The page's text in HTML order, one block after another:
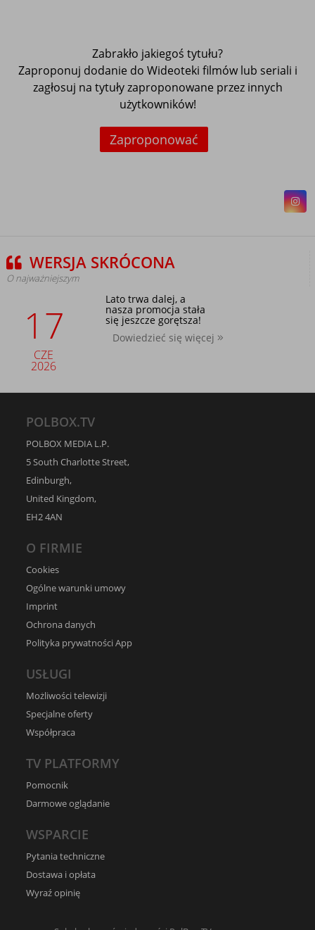
Zabrakło jakiegoś tytułu?
Zaproponuj dodanie do Wideoteki filmów lub seriali i
zagłosuj na tytuły zaproponowane przez innych
użytkowników!
Zaproponować
WERSJA SKRÓCONA
O najważniejszym
17
CZE
2026
Lato trwa dalej, a
nasza promocja stała
się jeszcze gorętsza!
Dowiedzieć się więcej
POLBOX.TV
POLBOX MEDIA L.P.
5 South Charlotte Street,
Edinburgh,
United Kingdom,
EH2 4AN
O FIRMIE
Cookies
Ogólne warunki umowy
Imprint
Ochrona danych
Polityka prywatności App
USŁUGI
Możliwości telewizji
Specjalne oferty
Współpraca
TV PLATFORMY
Pomocnik
Darmowe oglądanie
WSPARCIE
Pytania techniczne
Dostawa i opłata
Wyraź opinię